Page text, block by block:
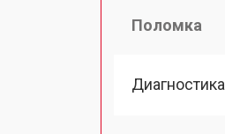
Поломка
Диагностика